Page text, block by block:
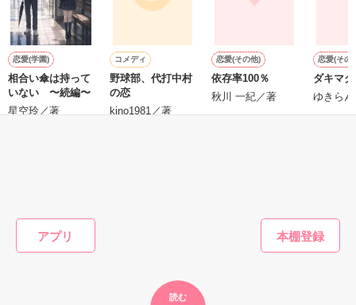
アプリ
読む
でもみんなが教えてくれた。
『"愛してるよ"』
※表紙はフリー素材です。コンテスト用に既存作を改稿しまし
た。
作品を読む
恋愛(学園)
相合い傘は持って
いない 〜続編〜
星空玲／著
コメディ
野球部、代打中村
の恋
kino1981／著
恋愛(その他)
依存率100％
秋川 一紀／著
恋愛(その
ダキマ
ゆきら